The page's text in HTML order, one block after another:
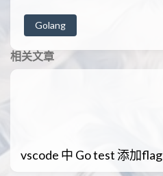
Golang
相关文章
vscode 中 Go test 添加flag